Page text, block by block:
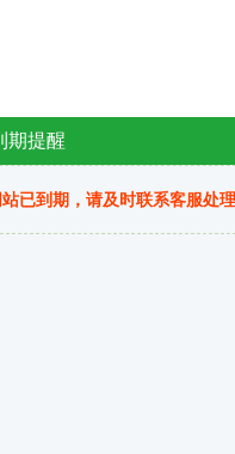
期提醒
已到期，请及时联系客服处理